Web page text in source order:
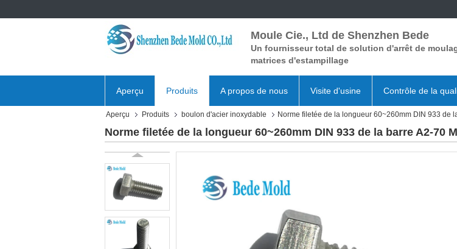
Moule Cie., Ltd de Shenzhen Bede
Un fournisseur total de solution d'arrêt de
matrices d'estampillage
Aperçu Produits A propos de nous Visite d'usine Contrôle de la
Aperçu Produits boulon d'acier inoxydable Norme filetée de la longueur 60~260mm DIN 933 de
Norme filetée de la longueur 60~260mm DIN 933 de la barre A2-70